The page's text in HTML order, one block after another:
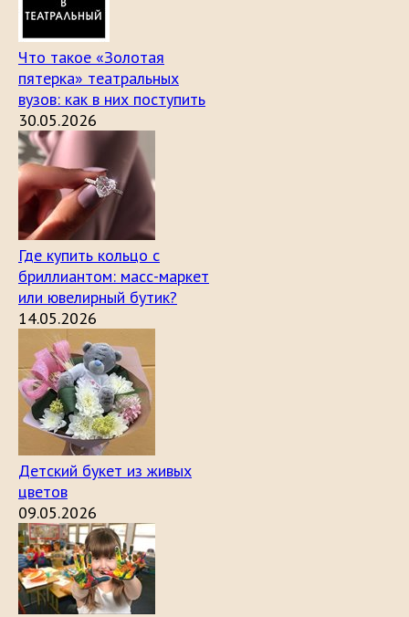
Что такое «Золотая
пятерка» театральных
вузов: как в них поступить
30.05.2026
Где купить кольцо с
бриллиантом: масс-маркет
или ювелирный бутик?
14.05.2026
Детский букет из живых
цветов
09.05.2026